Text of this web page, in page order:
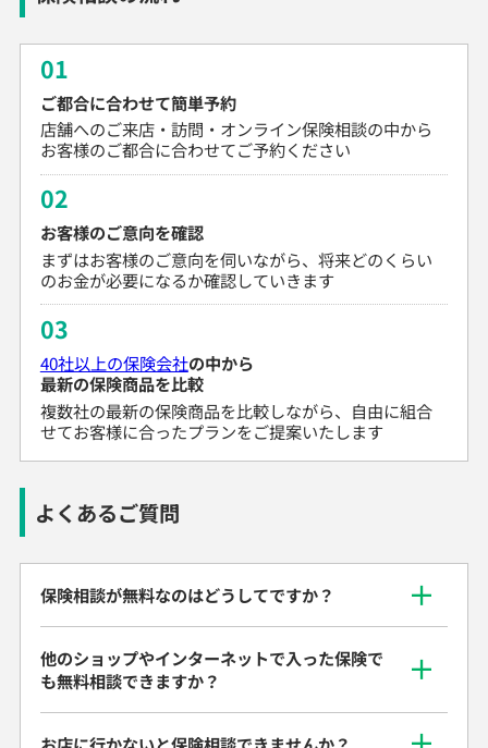
01
ご都合に合わせて簡単予約
店舗へのご来店・訪問・オンライン保険相談の中から
お客様のご都合に合わせてご予約ください
02
お客様のご意向を確認
まずはお客様のご意向を伺いながら、将来どのくらい
のお金が必要になるか確認していきます
03
40社以上の保険会社の中から
最新の保険商品を比較
複数社の最新の保険商品を比較しながら、自由に組合
せてお客様に合ったプランをご提案いたします
よくあるご質問
保険相談が無料なのはどうしてですか？
他のショップやインターネットで入った保険で
も無料相談できますか？